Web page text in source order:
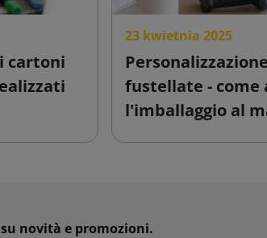
cartoni
23 kwietnia 2025
fustellate - come
l'imballaggio al
novità e promozioni.